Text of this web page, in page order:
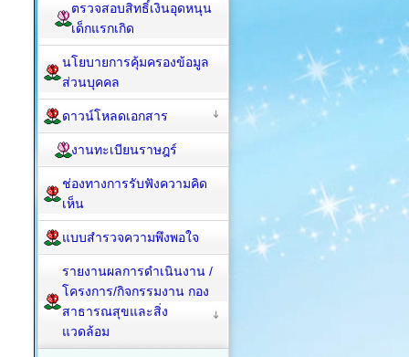
ตรวจสอบสิทธิ์เงินอุดหนุน
เด็กแรกเกิด
นโยบายการคุ้มครองข้อมูล
ส่วนบุคคล
ดาวน์โหลดเอกสาร
งานทะเบียนราษฎร์
ช่องทางการรับฟังความคิด
เห็น
แบบสำรวจความพึงพอใจ
รายงานผลการดำเนินงาน /
โครงการ/กิจกรรมงาน กอง
สาธารณสุขและสิ่ง
แวดล้อม